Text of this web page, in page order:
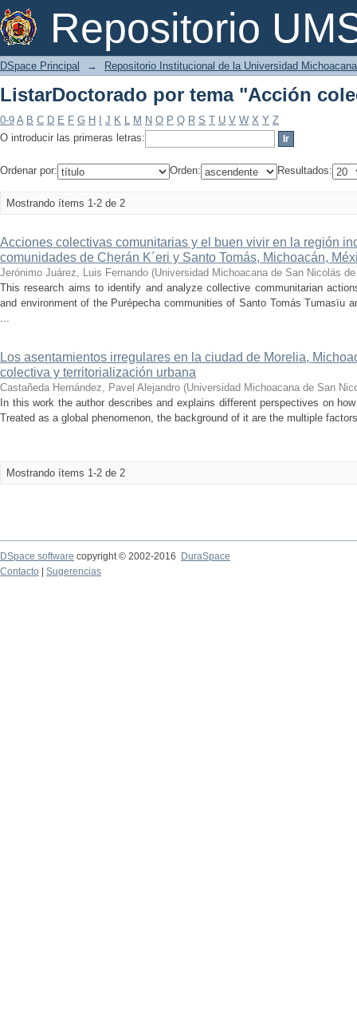
Repositorio
ListarDoctorado por tema "Acción
DSpace Principal → Repositorio Institucional de la Universidad
ListarDoctorado por tema "Acción
0-9 A B C D E F G H J K L M N O P Q R S T U V W X Y Z
O introducir las primeras letras:
Ordenar por: Orden: Resultados:
Mostrando ítems 1-2 de 2
Acciones colectivas comunitarias y el buen vivir en la región
comunidades de Cherán K´eri y Santo Tomás, Michoacán,
Jerónimo Juárez, Luis Fernando (Universidad Michoacana de San Nicolás
This research aims to identify and analyze collective communitarian
and environment of the Purépecha communities of Santo Tomás Tumasïu
...
Los asentamientos irregulares en la ciudad de Morelia,
colectiva y territorialización urbana
Castañeda Hernández, Pavel Alejandro (Universidad Michoacana de San
In this work the author describes and explains different perspectives on
Treated as a global phenomenon, the background of it are the multiple
Mostrando ítems 1-2 de 2
DSpace software copyright © 2002-2016
DuraSpace
Contacto
Sugerencias